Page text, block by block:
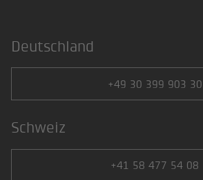
Deutschland
+49 30 399 903 30
Schweiz
+41 58 477 54 08